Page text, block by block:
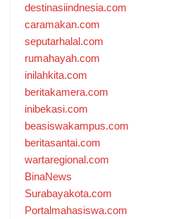
destinasiindnesia.com
caramakan.com
seputarhalal.com
rumahayah.com
inilahkita.com
beritakamera.com
inibekasi.com
beasiswakampus.com
beritasantai.com
wartaregional.com
BinaNews
Surabayakota.com
Portalmahasiswa.com